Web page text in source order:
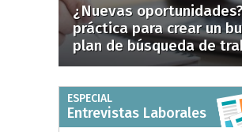
¿Nuevas
práctica para crear un
plan de búsqueda de
ESPECIAL
Entrevistas Laborales